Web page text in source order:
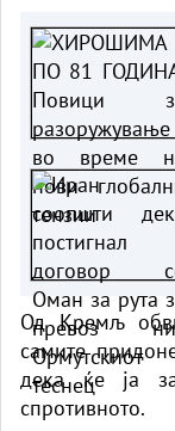
Од Кремљ
самите
дека ќе ја
спротивното.